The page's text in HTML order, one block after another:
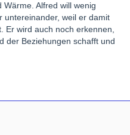
Alfred will wenig
untereinander, weil er damit
Er wird auch noch erkennen,
der Beziehungen schafft und